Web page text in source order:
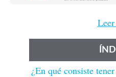
¿En qué consiste